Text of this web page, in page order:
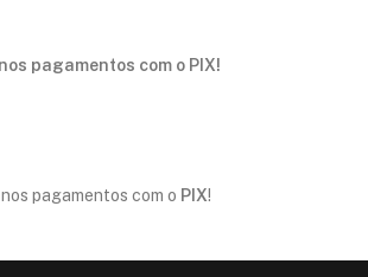
pagamentos com o PIX!
nos pagamentos com o PIX!